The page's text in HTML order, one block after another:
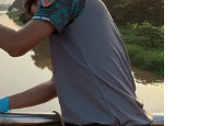
กันขยะทะเล